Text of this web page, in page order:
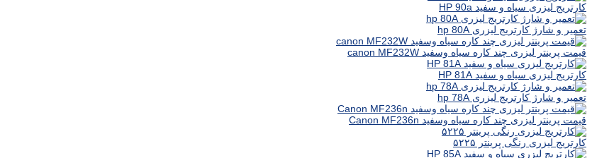
کارتریج لیزری سیاه و سفید HP 90a
تعمیر و شارژ کارتریج لیزری hp 80A
قیمت پرینتر لیزری چند کاره سیاه وسفید canon MF232W
کارتریج لیزری سیاه و سفید HP 81A
تعمیر و شارژ کارتریج لیزری hp 78A
قیمت پرینتر لیزری چند کاره سیاه وسفید Canon MF236n
کارتریج لیزری رنگی پرینتر ۵۲۲۵